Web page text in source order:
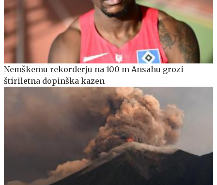
Nemškemu rekorderju na 100 m Ansahu grozi
štiriletna dopinška kazen